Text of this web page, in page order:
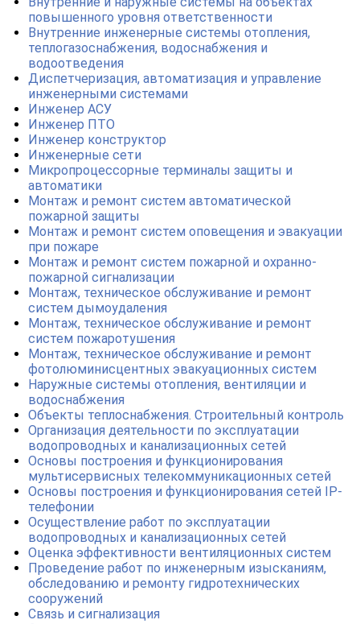
повышенного уровня ответственности
Внутренние инженерные системы отопления,
теплогазоснабжения, водоснабжения и
водоотведения
Диспетчеризация, автоматизация и управление
инженерными системами
Инженер АСУ
Инженер ПТО
Инженер конструктор
Инженерные сети
Микропроцессорные терминалы защиты и
автоматики
Монтаж и ремонт систем автоматической
пожарной защиты
Монтаж и ремонт систем оповещения и эвакуации
при пожаре
Монтаж и ремонт систем пожарной и охранно-
пожарной сигнализации
Монтаж, техническое обслуживание и ремонт
систем дымоудаления
Монтаж, техническое обслуживание и ремонт
систем пожаротушения
Монтаж, техническое обслуживание и ремонт
фотолюминисцентных эвакуационных систем
Наружные системы отопления, вентиляции и
водоснабжения
Объекты теплоснабжения. Строительный контроль
Организация деятельности по эксплуатации
водопроводных и канализационных сетей
Основы построения и функционирования
мультисервисных телекоммуникационных сетей
Основы построения и функционирования сетей IP-
телефонии
Осуществление работ по эксплуатации
водопроводных и канализационных сетей
Оценка эффективности вентиляционных систем
Проведение работ по инженерным изысканиям,
обследованию и ремонту гидротехнических
сооружений
Связь и сигнализация